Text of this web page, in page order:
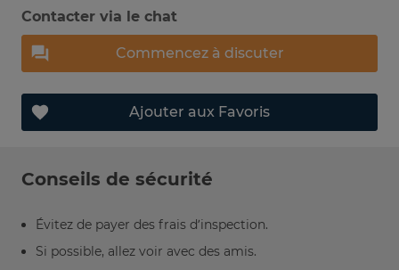
Contacter via le chat
Commencez à discuter
Ajouter aux Favoris
Conseils de sécurité
Évitez de payer des frais d’inspection.
Si possible, allez voir avec des amis.